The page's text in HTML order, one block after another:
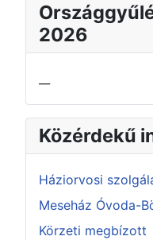
2026
Közérdekű
Háziorvosi
Meseház Óvoda-
Körzeti megbízott